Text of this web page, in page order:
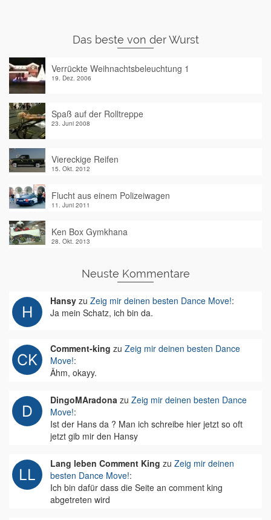
Das beste von der Wurst
Verrückte Weihnachtsbeleuchtung 1
19. Dez. 2006
Spaß auf der Rolltreppe
23. Juni 2008
Viereckige Reifen
15. Okt. 2012
Flucht aus einem Polizeiwagen
11. Juni 2011
Ken Box Gymkhana
28. Okt. 2013
Neuste Kommentare
Hansy zu Zeig mir deinen besten Dance Move!:
Ja mein Schatz, ich bin da.
Comment-king zu Zeig mir deinen besten Dance
Move!:
Ähm, okayy.
DingoMAradona zu Zeig mir deinen besten Dance
Move!:
Ist der Hans da ? Man ich schreibe hier jetzt so oft
jetzt gib mir den Hansy
Lang leben Comment King zu Zeig mir deinen
besten Dance Move!:
Ich bin dafür dass die Seite an comment king
abgetreten wird